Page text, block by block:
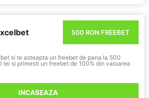
500 RON FREEBET
si te asteapta un freebet de pana la 500
lei si primesti un freebet de 100% din valoarea
INCASEAZA